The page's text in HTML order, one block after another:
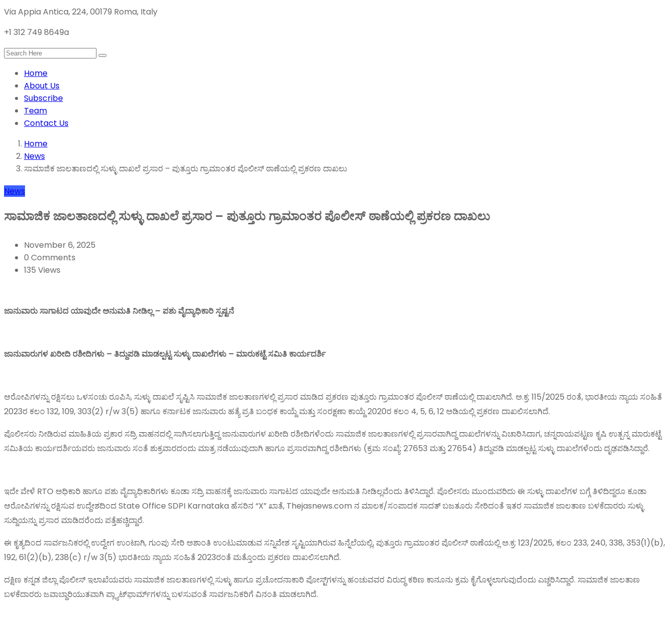
Via Appia Antica, 224, 00179 Roma, Italy
+1 312 749 8649a
Home
About Us
Subscribe
Team
Contact Us
Home
News
ಸಾಮಾಜಿಕ ಜಾಲತಾಣದಲ್ಲಿ ಸುಳ್ಳು ದಾಖಲೆ ಪ್ರಸಾರ – ಪುತ್ತೂರು ಗ್ರಾಮಾಂತರ ಪೊಲೀಸ್ ಠಾಣೆಯಲ್ಲಿ ಪ್ರಕರಣ ದಾಖಲು
News
ಸಾಮಾಜಿಕ ಜಾಲತಾಣದಲ್ಲಿ ಸುಳ್ಳು ದಾಖಲೆ ಪ್ರಸಾರ – ಪುತ್ತೂರು ಗ್ರಾಮಾಂತರ ಪೊಲೀಸ್ ಠಾಣೆಯಲ್ಲಿ ಪ್ರಕರಣ ದಾಖಲು
November 6, 2025
0 Comments
135 Views
ಜಾನುವಾರು ಸಾಗಾಟದ ಯಾವುದೇ ಅನುಮತಿ ನೀಡಿಲ್ಲ – ಪಶು ವೈದ್ಯಾಧಿಕಾರಿ ಸ್ಪಷ್ಟನೆ
ಜಾನುವಾರುಗಳ ಖರೀದಿ ರಶೀದಿಗಳು – ತಿದ್ದುಪಡಿ ಮಾಡಲ್ಪಟ್ಟ ಸುಳ್ಳು ದಾಖಲೆಗಳು – ಮಾರುಕಟ್ಟೆ ಸಮಿತಿ ಕಾರ್ಯದರ್ಶಿ
ಆರೋಪಿಗಳನ್ನು ರಕ್ಷಿಸಲು ಒಳಸಂಚು ರೂಪಿಸಿ, ಸುಳ್ಳು ದಾಖಲೆ ಸೃಷ್ಟಿಸಿ ಸಾಮಾಜಿಕ ಜಾಲತಾಣಗಳಲ್ಲಿ ಪ್ರಸಾರ ಮಾಡಿದ ಪ್ರಕರಣ ಪುತ್ತೂರು ಗ್ರಾಮಾಂತರ ಪೊಲೀಸ್ ಠಾಣೆಯಲ್ಲಿ ದಾಖಲಾಗಿದೆ. ಅ.ಕ್ರ: 115/2025 ರಂತೆ, ಭಾರತೀಯ ನ್ಯಾಯ ಸಂಹಿತೆ
2023ರ ಕಲಂ 132, 109, 303(2) r/w 3(5) ಹಾಗೂ ಕರ್ನಾಟಕ ಜಾನುವಾರು ಹತ್ಯೆ ಪ್ರತಿ ಬಂಧಕ ಕಾಯ್ದೆ ಮತ್ತು ಸಂರಕ್ಷಣಾ ಕಾಯ್ದೆ 2020ರ ಕಲಂ 4, 5, 6, 12 ಅಡಿಯಲ್ಲಿ ಪ್ರಕರಣ ದಾಖಲಿಸಲಾಗಿದೆ.
ಪೊಲೀಸರು ನೀಡಿರುವ ಮಾಹಿತಿಯ ಪ್ರಕಾರ ಸದ್ರಿ ವಾಹನದಲ್ಲಿ ಸಾಗಿಸಲಾಗುತ್ತಿದ್ದ ಜಾನುವಾರುಗಳ ಖರೀದಿ ರಶೀದಿಗಳೆಂದು ಸಾಮಾಜಿಕ ಜಾಲತಾಣಗಳಲ್ಲಿ ಪ್ರಸಾರವಾಗಿದ್ದ ದಾಖಲೆಗಳನ್ನು ವಿಚಾರಿಸಿದಾಗ, ಚನ್ನರಾಯಪಟ್ಟಣ ಕೃಷಿ ಉತ್ಪನ್ನ ಮಾರುಕಟ್ಟೆ
ಸಮಿತಿಯ ಕಾರ್ಯದರ್ಶಿಯವರು ಜಾನುವಾರು ಸಂತೆ ಶುಕ್ರವಾರದಂದು ಮಾತ್ರ ನಡೆಯುವುದಾಗಿ ಹಾಗೂ ಪ್ರಸಾರವಾಗಿದ್ದ ರಶೀದಿಗಳು (ಕ್ರಮ ಸಂಖ್ಯೆ: 27653 ಮತ್ತು 27654) ತಿದ್ದುಪಡಿ ಮಾಡಲ್ಪಟ್ಟ ಸುಳ್ಳು ದಾಖಲೆಗಳೆಂದು ದೃಢಪಡಿಸಿದ್ದಾರೆ.
ಇದೇ ವೇಳೆ RTO ಅಧಿಕಾರಿ ಹಾಗೂ ಪಶು ವೈದ್ಯಾಧಿಕಾರಿಗಳು ಕೂಡಾ ಸದ್ರಿ ವಾಹನಕ್ಕೆ ಜಾನುವಾರು ಸಾಗಾಟದ ಯಾವುದೇ ಅನುಮತಿ ನೀಡಿಲ್ಲವೆಂದು ತಿಳಿಸಿದ್ದಾರೆ. ಪೊಲೀಸರು ಮುಂದುವರಿದು ಈ ಸುಳ್ಳು ದಾಖಲೆಗಳ ಬಗ್ಗೆ ತಿಳಿದಿದ್ದರೂ ಕೂಡಾ
ಆರೋಪಿಗಳನ್ನು ರಕ್ಷಿಸುವ ಉದ್ದೇಶದಿಂದ State Office SDPI Karnataka ಹೆಸರಿನ “X” ಖಾತೆ, Thejasnews.com ನ ಮಾಲಕ/ಸಂಪಾದಕ ಸಾದತ್ ಬಜತೂರು ಸೇರಿದಂತೆ ಇತರ ಸಾಮಾಜಿಕ ಜಾಲತಾಣ ಬಳಕೆದಾರರು ಸುಳ್ಳು
ಸುದ್ದಿಯನ್ನು ಪ್ರಸಾರ ಮಾಡಿದರೆಂದು ಪತ್ತೆಹಚ್ಚಿದ್ದಾರೆ.
ಈ ಕೃತ್ಯದಿಂದ ಸಾರ್ವಜನಿಕರಲ್ಲಿ ಉದ್ವೇಗ ಉಂಟಾಗಿ, ಗುಂಪು ಸೇರಿ ಅಶಾಂತಿ ಉಂಟುಮಾಡುವ ಸನ್ನಿವೇಶ ಸೃಷ್ಟಿಯಾಗಿರುವ ಹಿನ್ನೆಲೆಯಲ್ಲಿ, ಪುತ್ತೂರು ಗ್ರಾಮಾಂತರ ಪೊಲೀಸ್ ಠಾಣೆಯಲ್ಲಿ ಅ.ಕ್ರ: 123/2025, ಕಲಂ 233, 240, 338, 353(1)(b),
192, 61(2)(b), 238(c) r/w 3(5) ಭಾರತೀಯ ನ್ಯಾಯ ಸಂಹಿತೆ 2023ರಂತೆ ಮತ್ತೊಂದು ಪ್ರಕರಣ ದಾಖಲಿಸಲಾಗಿದೆ.
ದಕ್ಷಿಣ ಕನ್ನಡ ಜಿಲ್ಲಾ ಪೊಲೀಸ್ ಇಲಾಖೆಯವರು ಸಾಮಾಜಿಕ ಜಾಲತಾಣಗಳಲ್ಲಿ ಸುಳ್ಳು ಹಾಗೂ ಪ್ರಚೋದನಾಕಾರಿ ಪೋಸ್ಟ್‌ಗಳನ್ನು ಹಂಚುವವರ ವಿರುದ್ಧ ಕಠಿಣ ಕಾನೂನು ಕ್ರಮ ಕೈಗೊಳ್ಳಲಾಗುವುದೆಂದು ಎಚ್ಚರಿಸಿದ್ದಾರೆ. ಸಾಮಾಜಿಕ ಜಾಲತಾಣ
ಬಳಕೆದಾರರು ಜವಾಬ್ದಾರಿಯುತವಾಗಿ ಪ್ಲ್ಯಾಟ್‌ಫಾರ್ಮ್‌ಗಳನ್ನು ಬಳಸುವಂತೆ ಸಾರ್ವಜನಿಕರಿಗೆ ವಿನಂತಿ ಮಾಡಲಾಗಿದೆ.